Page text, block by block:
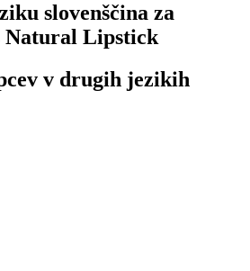
slovenščina za
Natural Lipstick
v drugih jezikih